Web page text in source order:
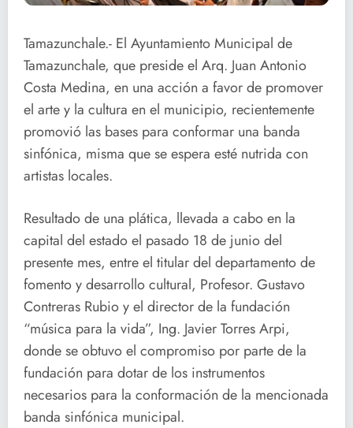
Tamazunchale.- El Ayuntamiento Municipal de
Tamazunchale, que preside el Arq. Juan Antonio
Costa Medina, en una acción a favor de promover
el arte y la cultura en el municipio, recientemente
promovió las bases para conformar una banda
sinfónica, misma que se espera esté nutrida con
artistas locales.
Resultado de una plática, llevada a cabo en la
capital del estado el pasado 18 de junio del
presente mes, entre el titular del departamento de
fomento y desarrollo cultural, Profesor. Gustavo
Contreras Rubio y el director de la fundación
“música para la vida”, Ing. Javier Torres Arpi,
donde se obtuvo el compromiso por parte de la
fundación para dotar de los instrumentos
necesarios para la conformación de la mencionada
banda sinfónica municipal.